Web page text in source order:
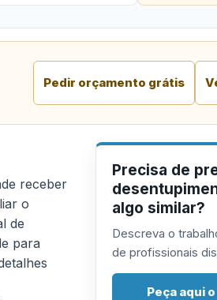
Pedir orçamento grátis
receber
o
de
para
Precisa de
algo similar?
Descreva o
de profissionais
Peça aqui